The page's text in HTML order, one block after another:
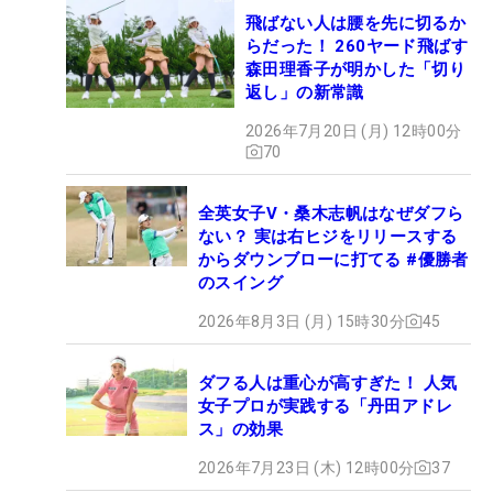
飛ばない人は腰を先に切るか
らだった！ 260ヤード飛ばす
森田理香子が明かした「切り
返し」の新常識
2026年7月20日 (月) 12時00分
70
全英女子V・桑木志帆はなぜダフら
ない？ 実は右ヒジをリリースする
からダウンブローに打てる #優勝者
のスイング
2026年8月3日 (月) 15時30分 45
ダフる人は重心が高すぎた！ 人気
女子プロが実践する「丹田アドレ
ス」の効果
2026年7月23日 (木) 12時00分 37